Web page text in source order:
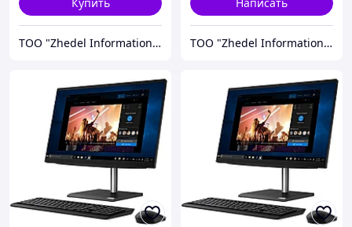
ТОО "Zhedel Information Systems" ТОО "Zhedel Information Systems"